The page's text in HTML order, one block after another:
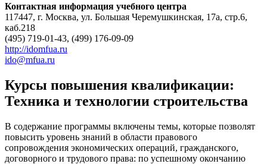
Контактная информация учебного центра
117447, г. Москва, ул. Большая Черемушкинская, 17а, стр.6,
каб.218
(495) 719-01-43, (499) 176-09-09
http://idomfua.ru
ido@mfua.ru
Курсы повышения квалификации:
Техника и технологии строительства
В содержание программы включены темы, которые позволят
повысить уровень знаний в области правового
сопровождения экономических операций, гражданского,
договорного и трудового права: по успешному окончанию